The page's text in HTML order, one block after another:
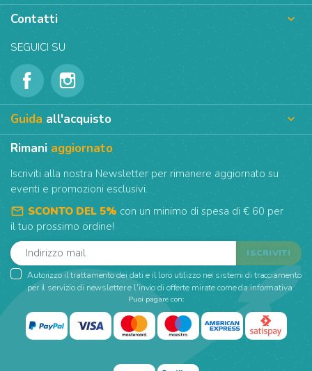
Contatti 
SEGUICI SU
Guidaall'acquisto 
Rimani aggiornato
Iscriviti alla nostra Newsletter per rimanere aggiornato su
eventi e promozioni esclusivi.
mail_outline SCONTO DEL 5% con un minimo di spesa di € 60 per
il tuo prossimo ordine!
Autorizzo il trattamento dei dati e il loro utilizzo nei sistemi di tracciamento
per il servizio di newsletter e l'invio di offerte mirate come da informativa
Puoi pagare con: